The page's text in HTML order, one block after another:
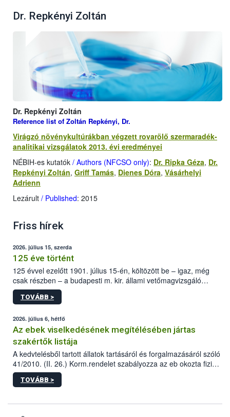
Dr. Repkényi Zoltán
Dr. Repkényi Zoltán
Reference list of Zoltán Repkényi, Dr.
Virágzó növénykultúrákban végzett rovarölő szermaradék-
analitikai vizsgálatok 2013. évi eredményei
NÉBIH-es kutatók / Authors (NFCSO only): Dr. Ripka Géza, Dr.
Repkényi Zoltán, Griff Tamás, Dienes Dóra, Vásárhelyi
Adrienn
Lezárult / Published: 2015
Friss hírek
2026. július 15, szerda
125 éve történt
125 évvel ezelőtt 1901. július 15-én, költözött be – igaz, még
csak részben – a budapesti m. kir. állami vetőmagvizsgáló
állomás a Kis Rókus utca 15. szám alatti, Czigler Győző által
tervezett új épületébe.
TOVÁBB >
2026. július 6, hétfő
Az ebek viselkedésének megítélésében jártas
szakértők listája
A kedvtelésből tartott állatok tartásáról és forgalmazásáról szóló
41/2010. (II. 26.) Korm.rendelet szabályozza az eb okozta fizikai
sérülés, illetve ennek veszélye keletkezésekor felmerülő
hatósági feladatokat, valamint a veszélyes eb tartását és annak
vonni az ebek viselkedésének megítélésében jártas szakértőt.
TOVÁBB >